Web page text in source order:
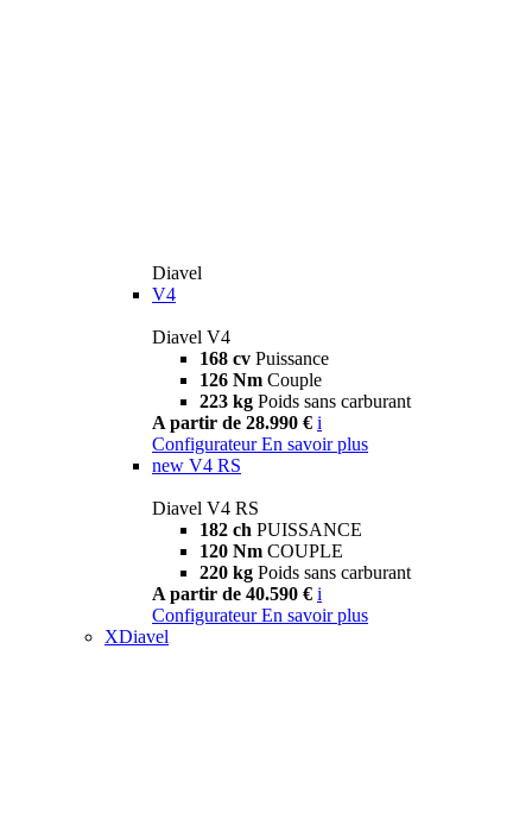
Diavel
V4
Diavel V4
168 cv Puissance
126 Nm Couple
223 kg Poids sans carburant
A partir de 28.990 € i
Configurateur En savoir plus
new V4 RS
Diavel V4 RS
182 ch PUISSANCE
120 Nm COUPLE
220 kg Poids sans carburant
A partir de 40.590 € i
Configurateur En savoir plus
XDiavel